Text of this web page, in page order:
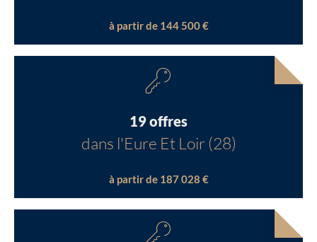
à partir de 144 500 €
19 offres
dans l'Eure Et Loir (28)
à partir de 187 028 €